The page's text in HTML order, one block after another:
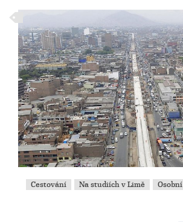
Cestování Na studiích v Limě Osobní